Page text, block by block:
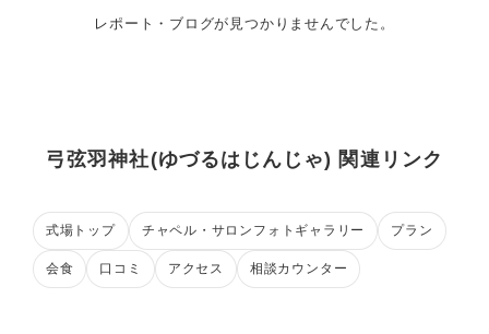
レポート・ブログが見つかりませんでした。
弓弦羽神社(ゆづるはじんじゃ) 関連リンク
式場トップ チャペル・サロンフォトギャラリー プラン
会食 口コミ アクセス 相談カウンター